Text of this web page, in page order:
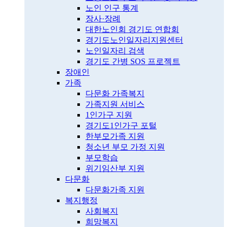
노인 인구 통계
장사·장례
대한노인회 경기도 연합회
경기도노인일자리지원센터
노인일자리 검색
경기도 간병 SOS 프로젝트
장애인
가족
다문화 가족복지
가족지원 서비스
1인가구 지원
경기도1인가구 포털
한부모가족 지원
청소년 부모 가정 지원
부모학습
위기임산부 지원
다문화
다문화가족 지원
복지행정
사회복지
희망복지